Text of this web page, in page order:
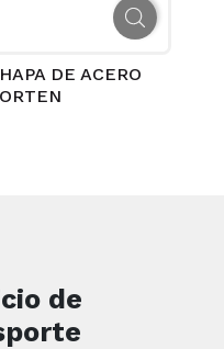
DE ACERO
de